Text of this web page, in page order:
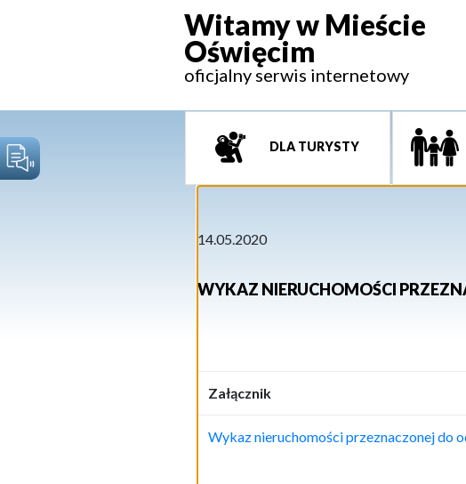
Witamy w Mieście
Oświęcim
oficjalny serwis internetowy
DLA TURYSTY
14.05.2020
WYKAZ NIERUCHOMOŚCI
Załącznik
Wykaz nieruchomości przeznaczonej do